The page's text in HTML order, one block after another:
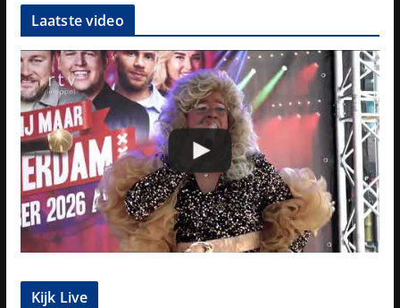
Laatste video
Kijk Live